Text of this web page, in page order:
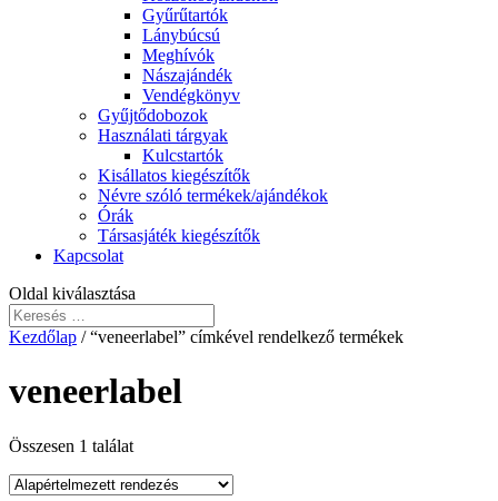
Gyűrűtartók
Lánybúcsú
Meghívók
Nászajándék
Vendégkönyv
Gyűjtődobozok
Használati tárgyak
Kulcstartók
Kisállatos kiegészítők
Névre szóló termékek/ajándékok
Órák
Társasjáték kiegészítők
Kapcsolat
Oldal kiválasztása
Kezdőlap / “veneerlabel” címkével rendelkező termékek
veneerlabel
Összesen 1 találat